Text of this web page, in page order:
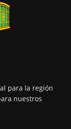
para la región
nuestros